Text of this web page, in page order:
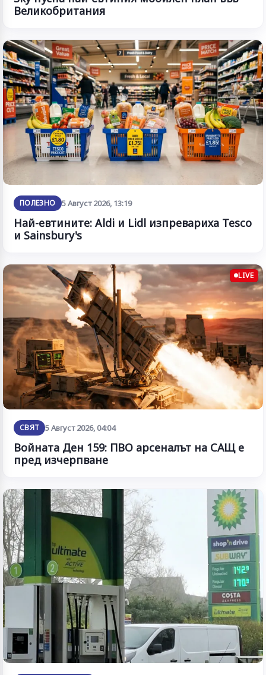
Великобритания
ПОЛЕЗНО 5 Август 2026, 13:19
Най-евтините: Aldi и Lidl изпревариха Tesco
и Sainsbury's
LIVE
СВЯТ 5 Август 2026, 04:04
Войната Ден 159: ПВО арсеналът на САЩ е
пред изчерпване